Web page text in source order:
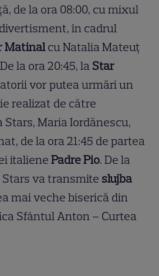
de la ora 08:00, cu mixul
în cadrul
Matinalcu Natalia Mateuţ
la ora 20:45, la Star
vor putea urmări un
realizat de către
Maria Iordănescu,
de la ora 21:45 de partea
italienePadre Pio. De la
Stars va transmite slujba
mai veche biserică din
Sfântul Anton – Curtea